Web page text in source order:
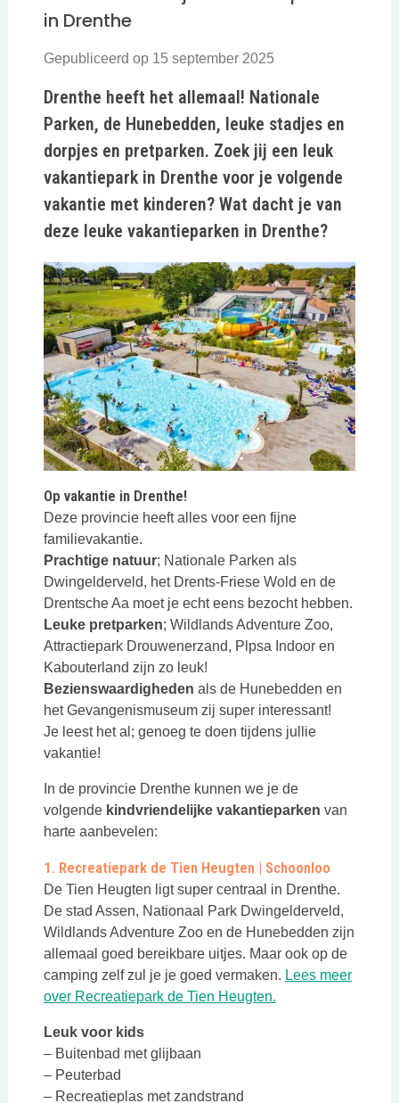
in Drenthe
Gepubliceerd op 15 september 2025
Drenthe heeft het allemaal! Nationale
Parken, de Hunebedden, leuke stadjes en
dorpjes en pretparken. Zoek jij een leuk
vakantiepark in Drenthe voor je volgende
vakantie met kinderen? Wat dacht je van
deze leuke vakantieparken in Drenthe?
Op vakantie in Drenthe!
Deze provincie heeft alles voor een fijne
familievakantie.
Prachtige natuur; Nationale Parken als
Dwingelderveld, het Drents-Friese Wold en de
Drentsche Aa moet je echt eens bezocht hebben.
Leuke pretparken; Wildlands Adventure Zoo,
Attractiepark Drouwenerzand, Plpsa Indoor en
Kabouterland zijn zo leuk!
Bezienswaardigheden als de Hunebedden en
het Gevangenismuseum zij super interessant!
Je leest het al; genoeg te doen tijdens jullie
vakantie!
In de provincie Drenthe kunnen we je de
volgende kindvriendelijke vakantieparken van
harte aanbevelen:
1. Recreatiepark de Tien Heugten | Schoonloo
De Tien Heugten ligt super centraal in Drenthe.
De stad Assen, Nationaal Park Dwingelderveld,
Wildlands Adventure Zoo en de Hunebedden zijn
allemaal goed bereikbare uitjes. Maar ook op de
camping zelf zul je je goed vermaken. Lees meer
over Recreatiepark de Tien Heugten.
Leuk voor kids
– Buitenbad met glijbaan
– Peuterbad
– Recreatieplas met zandstrand